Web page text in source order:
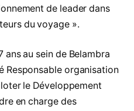
de leader dans
du voyage ».
au sein de Belambra
Responsable organisation
le Développement
en charge des